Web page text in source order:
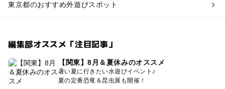
東京都のおすすめ外遊びスポット
編集部オススメ「注目記事」
【関東】8月＆夏休みのオススメ
暑い夏に行きたい水遊びイベント♪
夏の定番恐竜＆昆虫展も開催！